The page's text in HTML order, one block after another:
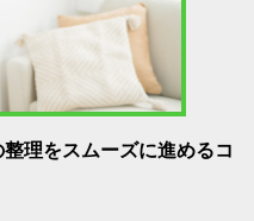
理をスムーズに進めるコ